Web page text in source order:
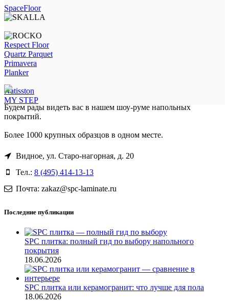
SpaceFloor
Respect Floor
Quartz Parquet
Primavera
Planker
Natisston
MY STEP
Будем рады видеть вас в нашем шоу-руме напольных
покрытий.
Более 1000 крупных образцов в одном месте.
Видное, ул. Старо-нагорная, д. 20
Тел.: 8 (495) 414-13-13
Почта: zakaz@spc-laminate.ru
Последние публикации
SPC плитка: полный гид по выбору напольного
покрытия
18.06.2026
SPC плитка или керамогранит: что лучше для пола
18.06.2026